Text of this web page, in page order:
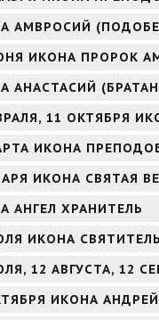
АМВРОСИЙ
ИКОНА ПРОРОК
АНАСТАСИЙ
11 ОКТЯБРЯ
ИКОНА
ИКОНА СВЯТАЯ
АНГЕЛ ХРАНИТЕЛЬ
ИКОНА
12 АВГУСТА, 12
ИКОНА